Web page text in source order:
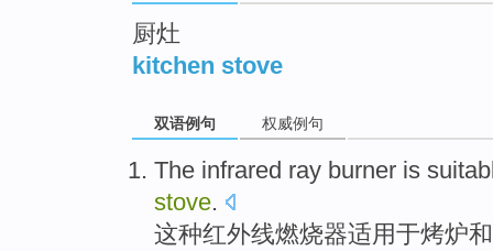
厨灶
kitchen stove
双语例句 权威例句
The infrared ray burner is
stove.
这种红外线燃烧器适用于烤炉和